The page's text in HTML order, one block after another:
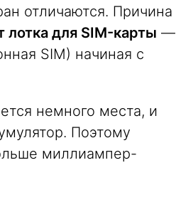
отличаются. Причина
лотка для SIM-карты —
SIM) начиная с
немного места, и
Поэтому
миллиампер-